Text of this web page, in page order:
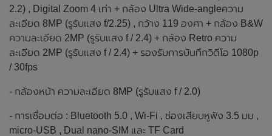
2.2) , Digital Zoom 4 เท่า + กล้อง Ultra Wide-angleความ
ละเอียด 8MP (รูรับแสง f/2.25) , กว้าง 119 องศา + กล้อง B&W
ความละเอียด 2MP (รูรับแสง f / 2.4) + กล้อง Retro ความ
ละเอียด 2MP (รูรับแสง f / 2.4) + รองรับการบันทึกวิดีโอ 1080p
/ 30fps
- กล้องหน้า ความละเอียด 8MP (รูรับแสง f / 2.0)
- การเชื่อมต่อ : Bluetooth 5.0 , Wi-Fi , ช่องเสียบหูฟัง 3.5 มม ,
micro-USB , Dual nano-SIM และ TF Card